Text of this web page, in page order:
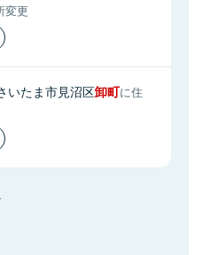
変更
いたま市見沼区卸町に住